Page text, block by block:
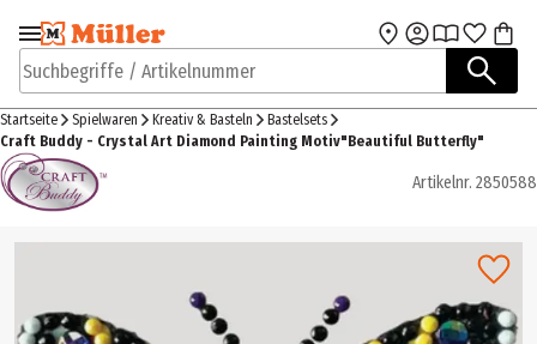
Zur Navigation
springen
Zum Hauptinhalt
Suchbegriffe / Artikelnummer
Startseite Spielwaren Kreativ & Basteln
Bastelsets
Craft Buddy - Crystal Art Diamond Painting Motiv"Beautiful Butterfly"
Artikelnr. 2850588